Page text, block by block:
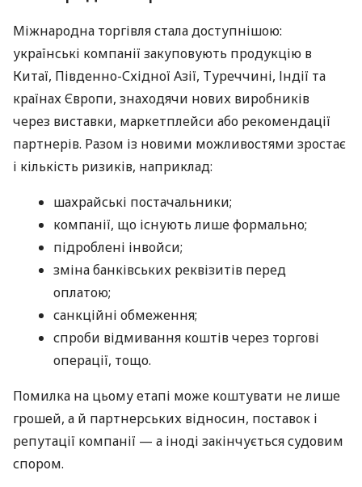
Міжнародна торгівля стала доступнішою:
українські компанії закуповують продукцію в
Китаї, Південно-Східної Азії, Туреччині, Індії та
країнах Європи, знаходячи нових виробників
через виставки, маркетплейси або рекомендації
партнерів. Разом із новими можливостями зростає
і кількість ризиків, наприклад:
шахрайські постачальники;
компанії, що існують лише формально;
підроблені інвойси;
зміна банківських реквізитів перед
оплатою;
санкційні обмеження;
спроби відмивання коштів через торгові
операції, тощо.
Помилка на цьому етапі може коштувати не лише
грошей, а й партнерських відносин, поставок і
репутації компанії — а іноді закінчується судовим
спором.